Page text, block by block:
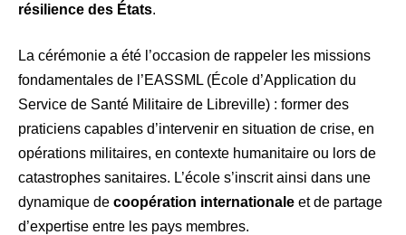
résilience des États.
La cérémonie a été l’occasion de rappeler les missions
fondamentales de l’EASSML (École d’Application du
Service de Santé Militaire de Libreville) : former des
praticiens capables d’intervenir en situation de crise, en
opérations militaires, en contexte humanitaire ou lors de
catastrophes sanitaires. L’école s’inscrit ainsi dans une
dynamique de coopération internationale et de partage
d’expertise entre les pays membres.